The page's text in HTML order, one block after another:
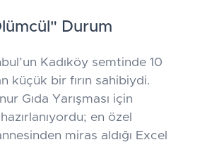
Durum
Kadıköy semtinde 10
küçük bir fırın sahibiydi.
Gıda Yarışması için
en özel
miras aldığı Excel